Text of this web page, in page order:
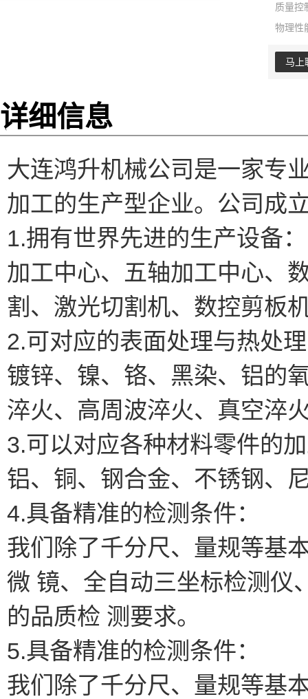
质量控
物理性
马上
详细信息
大连鸿升机械公司是一家专
加工的生产型企业。公司成
1.拥有世界先进的生产设备：
加工中心、五轴加工中心、
割、激光切割机、数控剪板
2.可对应的表面处理与热处
镀锌、镍、铬、黑染、铝的
淬火、高周波淬火、真空淬
3.可以对应各种材料零件的
铝、铜、钢合金、不锈钢、
4.具备精准的检测条件：
我们除了千分尺、量规等基
微 镜、全自动三坐标检测仪
的品质检 测要求。
5.具备精准的检测条件：
我们除了千分尺、量规等基